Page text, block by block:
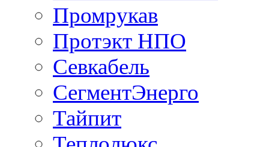
Промрукав
Протэкт НПО
Севкабель
СегментЭнерго
Тайпит